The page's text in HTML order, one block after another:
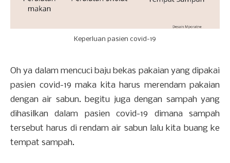
Keperluan pasien covid-19
Oh ya dalam mencuci baju bekas pakaian yang dipakai
pasien covid-19 maka kita harus merendam pakaian
dengan air sabun. begitu juga dengan sampah yang
dihasilkan dalam pasien covid-19 dimana sampah
tersebut harus di rendam air sabun lalu kita buang ke
tempat sampah.